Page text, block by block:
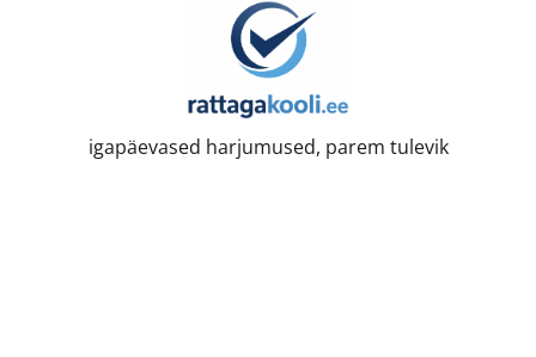
igapäevased harjumused, parem tulevik